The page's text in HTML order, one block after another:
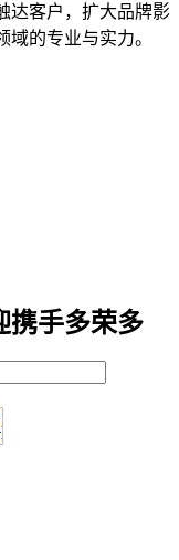
达客户，扩大品牌影
的专业与实力。
携手多荣多